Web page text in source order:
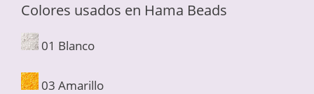
Colores usados en Hama Beads
01 Blanco
03 Amarillo